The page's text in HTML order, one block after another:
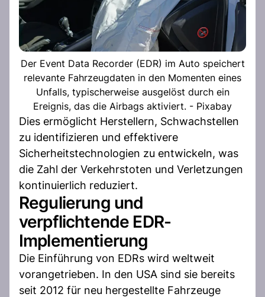
Der Event Data Recorder (EDR) im Auto speichert
relevante Fahrzeugdaten in den Momenten eines
Unfalls, typischerweise ausgelöst durch ein
Ereignis, das die Airbags aktiviert. - Pixabay
Dies ermöglicht Herstellern, Schwachstellen
zu identifizieren und effektivere
Sicherheitstechnologien zu entwickeln, was
die Zahl der Verkehrstoten und Verletzungen
kontinuierlich reduziert.
Regulierung und
verpflichtende EDR-
Implementierung
Die Einführung von EDRs wird weltweit
vorangetrieben. In den USA sind sie bereits
seit 2012 für neu hergestellte Fahrzeuge